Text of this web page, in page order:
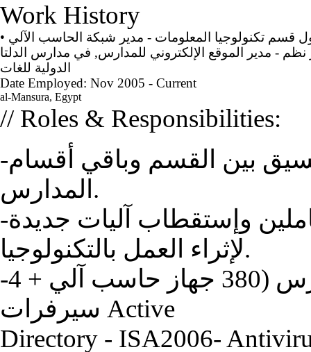
Work History
• قسم تكنولوجيا المعلومات - مدير شبكة الحاسب الآلي
نظم - مدير الموقع الإلكتروني للمدارس, في مدارس الدلتا
الدولية للغات
Date Employed: Nov 2005 - Current
al-Mansura, Egypt
// Roles & Responsibilities:
-مسئول عن أفراد القسم وإدارته والتنسيق بين القسم وباقي أقسام
المدارس.
-مسئول عن التدريب التكنولوجي للعاملين وإستقطاب آليات جديدة
لإثراء العمل بالتكنولوجيا.
-مسئول عن الشبكة الداخلية للمدارس (380 جهاز حاسب آلي + 4
سيرفرات Active
Directory - ISA2006-